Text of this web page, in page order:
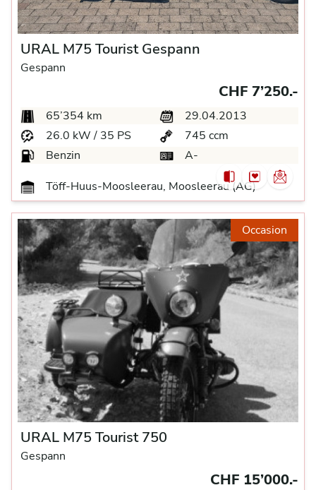
URAL M75 Tourist Gespann
Gespann
CHF 7’250.-
65’354 km
29.04.2013
26.0 kW / 35 PS
745 ccm
Benzin
A-
Töff-Huus-Moosleerau, Moosleerau (AG)
Occasion
URAL M75 Tourist 750
Gespann
CHF 15’000.-